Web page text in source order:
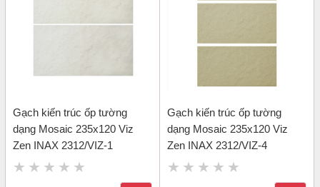
Gạch kiến trúc ốp tường
dạng Mosaic 235x120 Viz
Zen INAX 2312/VIZ-1
Gạch kiến trúc ốp tường
dạng Mosaic 235x120 Viz
Zen INAX 2312/VIZ-4